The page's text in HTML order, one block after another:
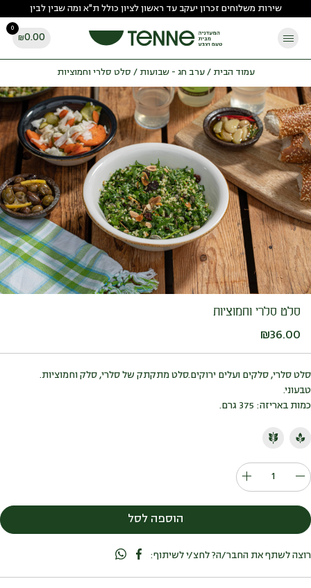
to
content
שירות משלוחים זכרון יעקב עד ראשון לציון כולל ת"א ומה שבין לבין
0
₪0.00
עמוד הבית /ערב חג - שבועות / סלט סלרי וחמוציות
סלט סלרי וחמוציות
₪36.00
סלט סלרי, סלקים ועלים ירוקים.סלט מתקתק של סלרי, סלק וחמוציות.
טבעוני.
כמות באריזה: 375 גרם.
כמות
סלט
סלרי
הוספה לסל
רוצה לשתף את החבר/ה? לחצ/י לשיתוף: